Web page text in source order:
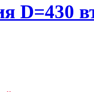
D=430